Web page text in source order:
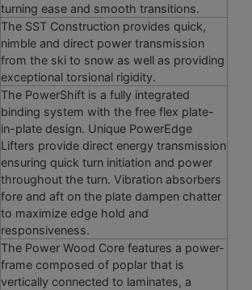
turning ease and smooth transitions.
The SST Construction provides quick,
nimble and direct power transmission
from the ski to snow as well as providing
exceptional torsional rigidity.
The PowerShift is a fully integrated
binding system with the free flex plate-
in-plate design. Unique PowerEdge
Lifters provide direct energy transmission
ensuring quick turn initiation and power
throughout the turn. Vibration absorbers
fore and aft on the plate dampen chatter
to maximize edge hold and
responsiveness.
The Power Wood Core features a power-
frame composed of poplar that is
vertically connected to laminates, a